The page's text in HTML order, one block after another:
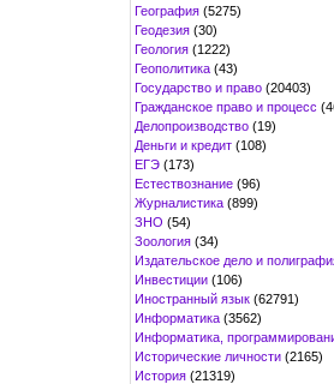
География (5275)
Геодезия (30)
Геология (1222)
Геополитика (43)
Государство и право (20403)
Гражданское право и процесс
Делопроизводство (19)
Деньги и кредит (108)
ЕГЭ (173)
Естествознание (96)
Журналистика (899)
ЗНО (54)
Зоология (34)
Издательское дело и
Инвестиции (106)
Иностранный язык (62791)
Информатика (3562)
Информатика,
Исторические личности (2165)
История (21319)